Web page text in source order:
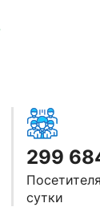
299
сутки